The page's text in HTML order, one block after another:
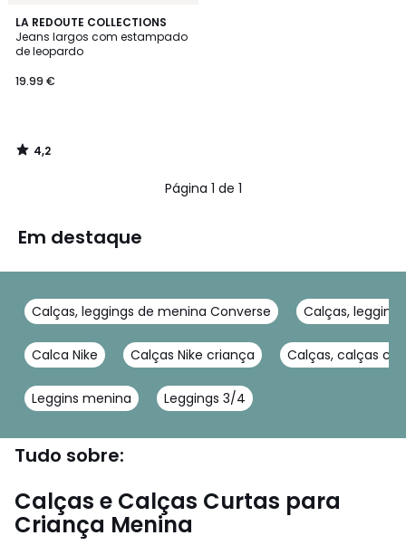
LA REDOUTE COLLECTIONS
Jeans largos com estampado
de leopardo
19.99 €
4,2
/ 5
4,2
/
Página 1 de 1
Em destaque
Calças, leggings de menina Converse Calças,
Calca Nike Calças Nike criança Calças, calças
Leggins menina Leggings 3/4
Tudo sobre:
Calças e Calças Curtas para
Criança Menina